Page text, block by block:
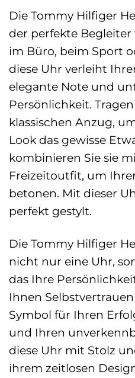
Die Tommy Hilfiger
der perfekte Begleiter
im Büro, beim Sport
diese Uhr verleiht
elegante Note und
Persönlichkeit.
klassischen Anzug,
Look das gewisse
kombinieren Sie sie
Freizeitoutfit, um
betonen. Mit dieser
perfekt gestylt.
Die Tommy Hilfiger
nicht nur eine Uhr,
das Ihre
Ihnen
Symbol für Ihren
und Ihren
diese Uhr mit Stolz
ihrem zeitlosen